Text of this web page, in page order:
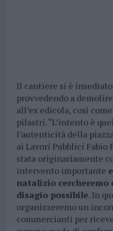
Il cantiere si è
provvedendo a
all’ex edicola, così
pilastri. “L’intento è
l’autenticità della
ai Lavori Pubblici Fabio
stata originariamente
intervento importante
natalizio cercheremo
disagio possibile. In
organizzeremo un
commercianti per